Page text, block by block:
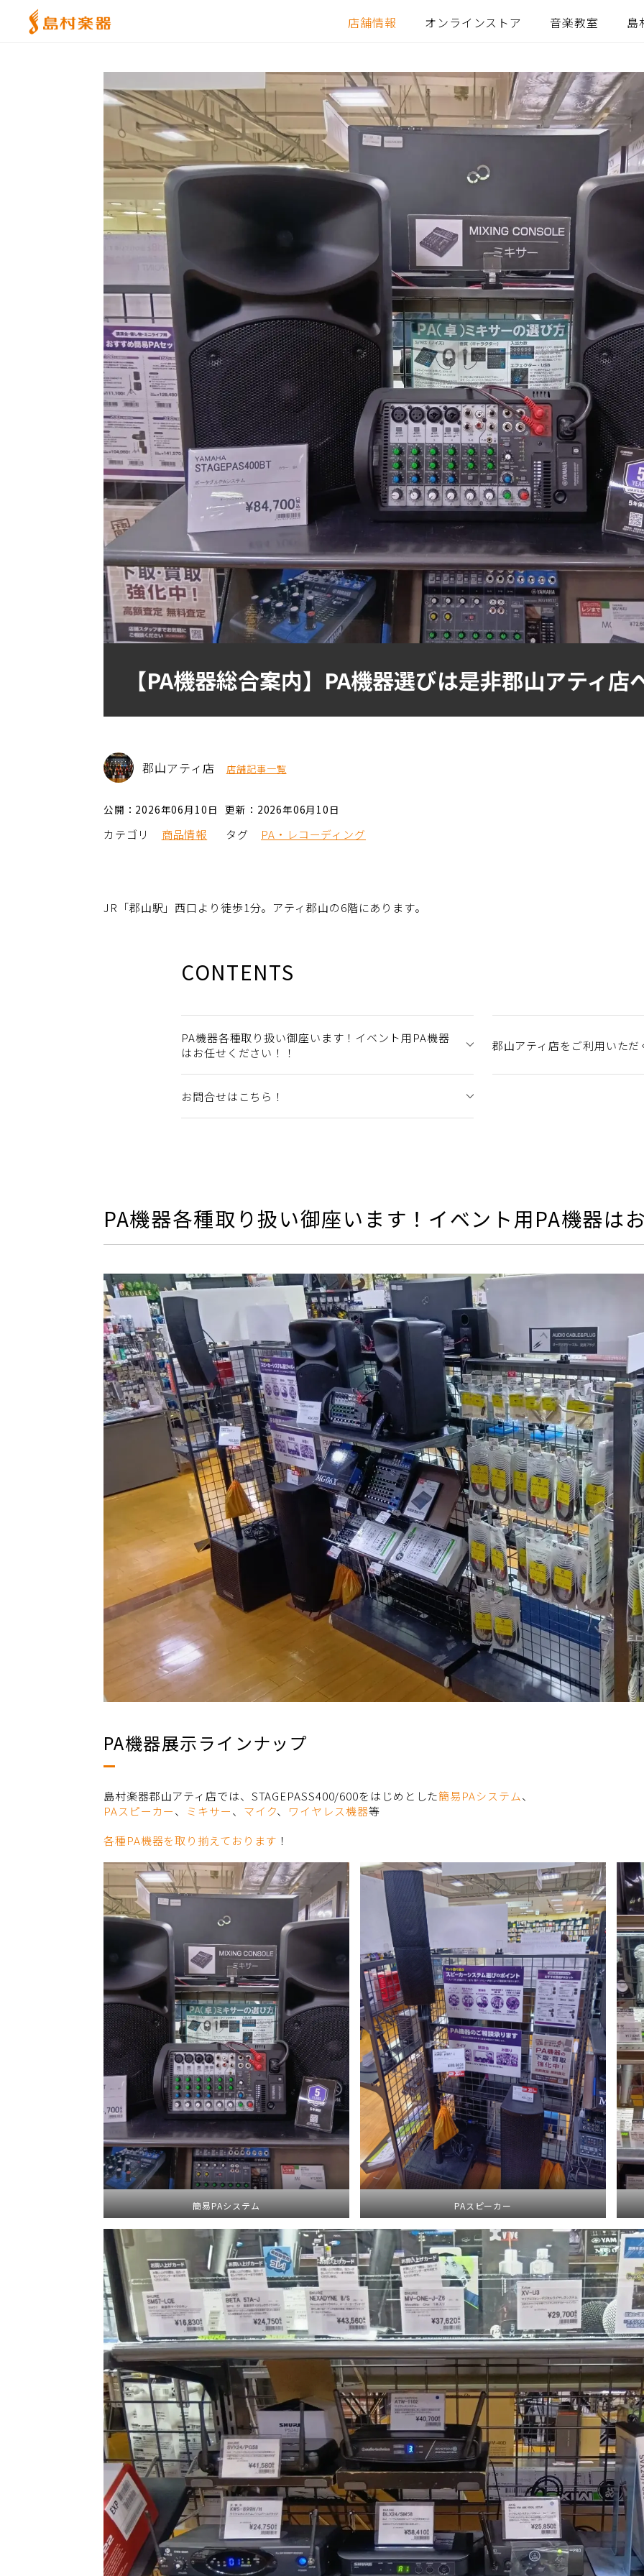
店舗情報 オンラインストア 音楽教室 島
【PA機器総合案内】PA機器選びは是非郡山アティ店
郡山アティ店 店舗記事一覧
公開：2026年06月10日 更新：2026年06月10日
カテゴリ 商品情報 タグ PA・レコーディング
JR「郡山駅」西口より徒歩1分。アティ郡山の6階にあります。
CONTENTS
PA機器各種取り扱い御座います！イベント用PA機器
はお任せください！！
郡山アティ店をご利用いた
お問合せはこちら！
PA機器各種取り扱い御座います！イベント用PA機器は
PA機器展示ラインナップ
島村楽器郡山アティ店では、STAGEPASS400/600をはじめとした簡易PAシステム、
PAスピーカー、 ミキサー、 マイク、 ワイヤレス機器等
各種PA機器を取り揃えております ！
簡易PAシステム PAスピーカー